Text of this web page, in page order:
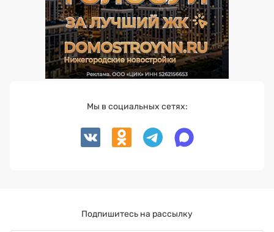
Мы в социальных сетях:
Подпишитесь на рассылку